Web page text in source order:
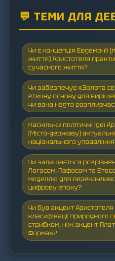
💬 ТЕМИ ДЛЯ
Чи є концепція Евдемонії
життя) Аристотеля
сучасного життя?
Чи забезпечує «Золота
етичну основу для
чи вона надто
Наскільки політичні ідеї
(Місто-державу)
національного
Чи залишається
Логосом, Пафосом та
моделлю для
цифрову епоху?
Чи був акцент
класифікації природного
стрибком, ніж акцент
Формах?